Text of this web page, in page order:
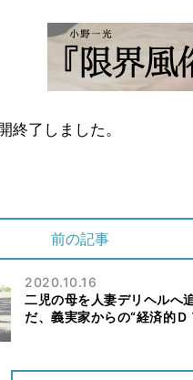
終了しました。
前の記事
2020.10.16
二児の母を人妻デリヘルへ
だ、義実家からの“経済的Ｄ